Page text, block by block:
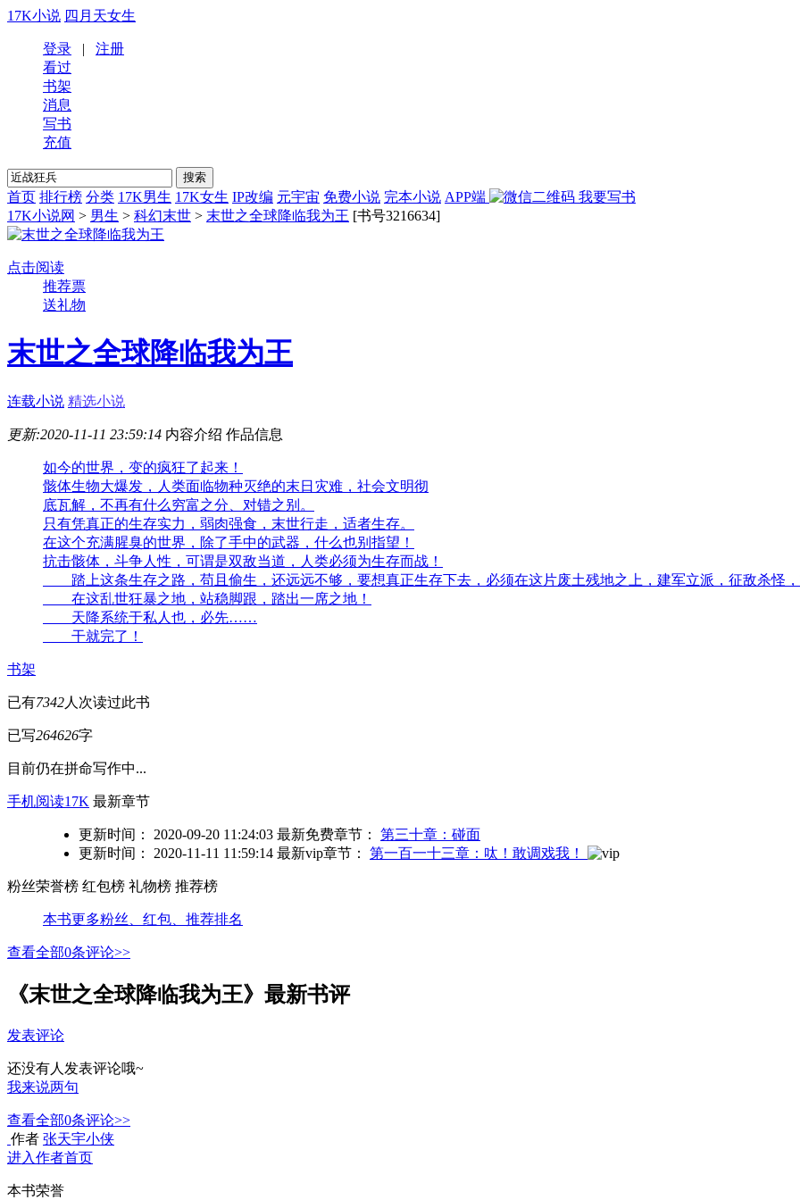
17K小说 四月天女生
登录 | 注册
看过
书架
消息
写书
充值
首页 排行榜 分类 17K男生 17K女生 IP改编 元宇宙 免费小说 完本小说 APP端
我要写书
17K小说网 > 男生 > 科幻末世 > 末世之全球降临我为王 [书号3216634]
点击阅读
推荐票
送礼物
末世之全球降临我为王
连载小说 精选小说
更新:2020-11-11 23:59:14 内容介绍 作品信息
如今的世界，变的疯狂了起来！
骸体生物大爆发，人类面临物种灭绝的末日灾难，社会文明彻
底瓦解，不再有什么穷富之分、对错之别。
只有凭真正的生存实力，弱肉强食，末世行走，适者生存。
在这个充满腥臭的世界，除了手中的武器，什么也别指望！
抗击骸体，斗争人性，可谓是双敌当道，人类必须为生存而战！
踏上这条生存之路，苟且偷生，还远远不够，要想真正生存下去，必须在这片废土残地之上，建军立派，征敌杀怪，
在这乱世狂暴之地，站稳脚跟，踏出一席之地！
天降系统于私人也，必先……
干就完了！
书架
已有7342人次读过此书
已写264626字
目前仍在拼命写作中...
手机阅读17K 最新章节
更新时间： 2020-09-20 11:24:03 最新免费章节： 第三十章：碰面
更新时间： 2020-11-11 11:59:14 最新vip章节： 第一百一十三章：呔！敢调戏我！
粉丝荣誉榜 红包榜 礼物榜 推荐榜
本书更多粉丝、红包、推荐排名
查看全部0条评论>>
《末世之全球降临我为王》最新书评
发表评论
还没有人发表评论哦~
我来说两句
查看全部0条评论>>
作者 张天宇小侠
进入作者首页
本书荣誉